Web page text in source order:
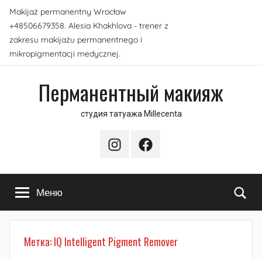
Перейти
содержимому
Makijaż permanentny Wrocław
+48506679358. Alesia Khakhlova - trener z
zakresu makijażu permanentnego i
mikropigmentacji medycznej.
Перманентный макияж
студия татуажа Millecenta
InstagramFacebook
Меню
Метка:IQ Intelligent Pigment Remover